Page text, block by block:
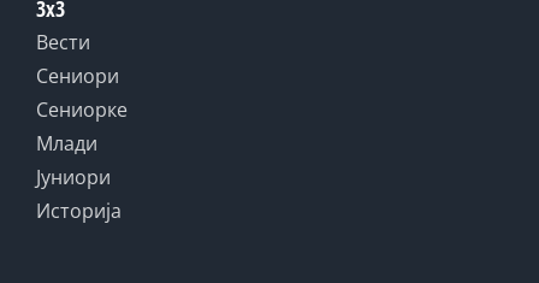
3x3
Вести
Сениори
Сениорке
Млади
Јуниори
Историја